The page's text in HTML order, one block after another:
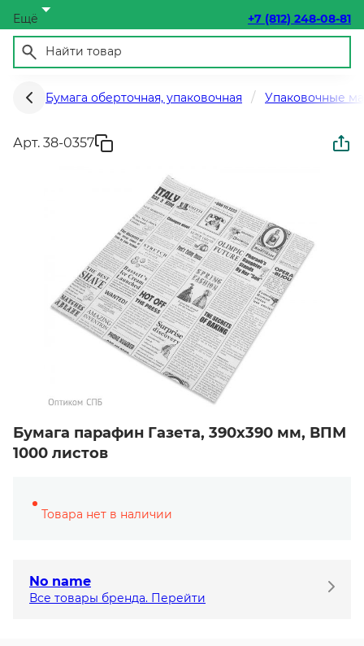
Ещё +7 (812) 248-08-81
Бумага оберточная, упаковочная Упаковочные
Арт. 38-0357
Бумага парафин Газета, 390х390 мм, ВПМ
1000 листов
Товара нет в наличии
No name
Все товары бренда. Перейти